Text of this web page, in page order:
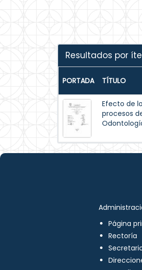
Resultados por
PORTADA TÍTULO
Efecto de
procesos
Página
Rectoría